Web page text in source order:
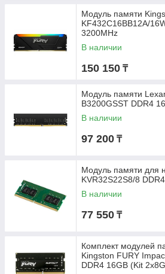
Модуль памяти
KF432C16BB12A/
3200MHz
В наличии
150 150 ₸
Модуль памяти
B3200GSST DDR4
В наличии
97 200 ₸
Модуль памяти для
KVR32S22S8/8
В наличии
77 550 ₸
Комплект модулей
Kingston FURY
DDR4 16GB (Kit